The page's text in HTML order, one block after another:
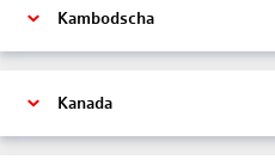
Kambodscha
Kanada